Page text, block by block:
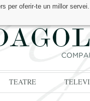
per oferir-te un millor
TEATRE